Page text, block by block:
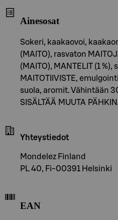
Ainesosat
Sokeri, kaakaovoi,
(MAITO), rasvaton
(MAITO), MANTELIT (1
MAITOTIIVISTE,
suola, aromit. Vähintään
SISÄLTÄÄ MUUTA
Yhteystiedot
Mondelez Finland
PL 40, Fi-00391 Helsinki
EAN